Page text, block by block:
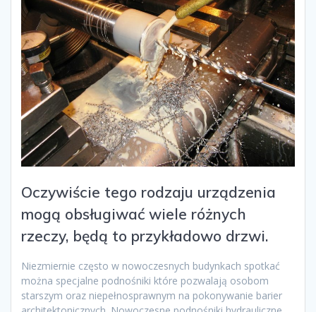
Oczywiście tego rodzaju urządzenia
mogą obsługiwać wiele różnych
rzeczy, będą to przykładowo drzwi.
Niezmiernie często w nowoczesnych budynkach spotkać
można specjalne podnośniki które pozwalają osobom
starszym oraz niepełnosprawnym na pokonywanie barier